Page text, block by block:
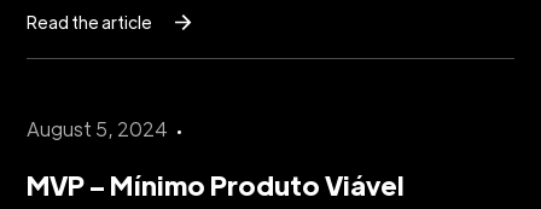
Read the article
August 5, 2024
MVP – Mínimo Produto Viável